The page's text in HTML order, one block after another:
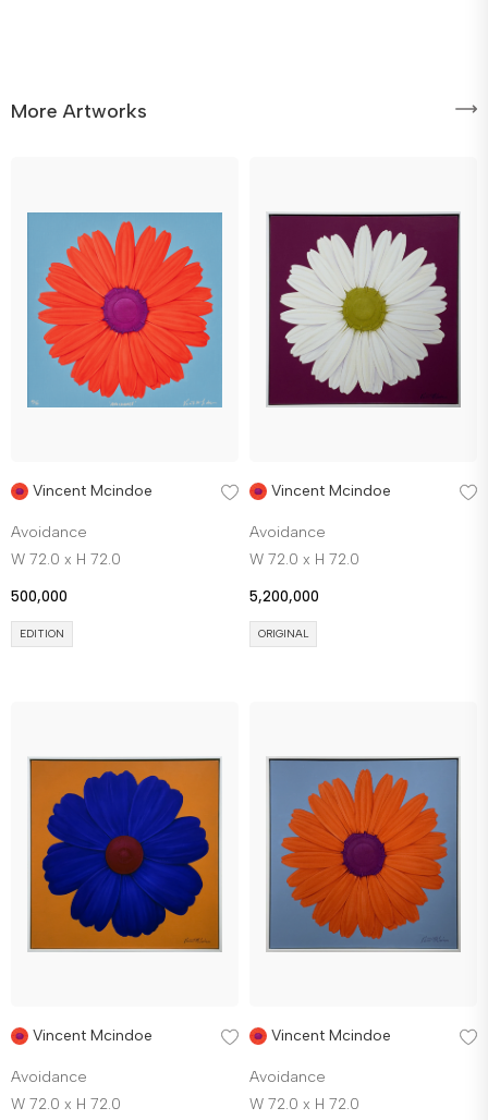
More Artworks
Vincent Mcindoe
Avoidance
W 72.0 x H 72.0
500,000
EDITION
Vincent Mcindoe
Avoidance
W 72.0 x H 72.0
5,200,000
ORIGINAL
Vincent Mcindoe
Avoidance
W 72.0 x H 72.0
Vincent Mcindoe
Avoidance
W 72.0 x H 72.0